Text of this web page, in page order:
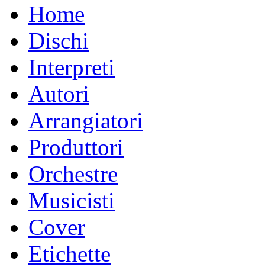
Home
Dischi
Interpreti
Autori
Arrangiatori
Produttori
Orchestre
Musicisti
Cover
Etichette